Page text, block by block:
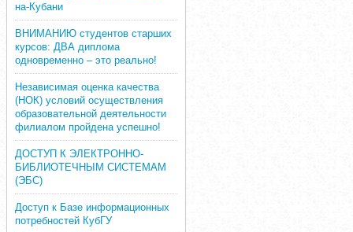
на-Кубани
ВНИМАНИЮ студентов старших
курсов: ДВА диплома
одновременно – это реально!
Независимая оценка качества
(НОК) условий осуществления
образовательной деятельности
филиалом пройдена успешно!
ДОСТУП К ЭЛЕКТРОННО-
БИБЛИОТЕЧНЫМ СИСТЕМАМ
(ЭБС)
Доступ к Базе информационных
потребностей КубГУ